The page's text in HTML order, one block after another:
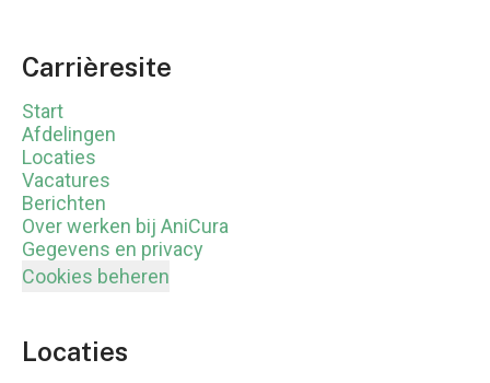
Carrièresite
Start
Afdelingen
Locaties
Vacatures
Berichten
Over werken bij AniCura
Gegevens en privacy
Cookies beheren
Locaties